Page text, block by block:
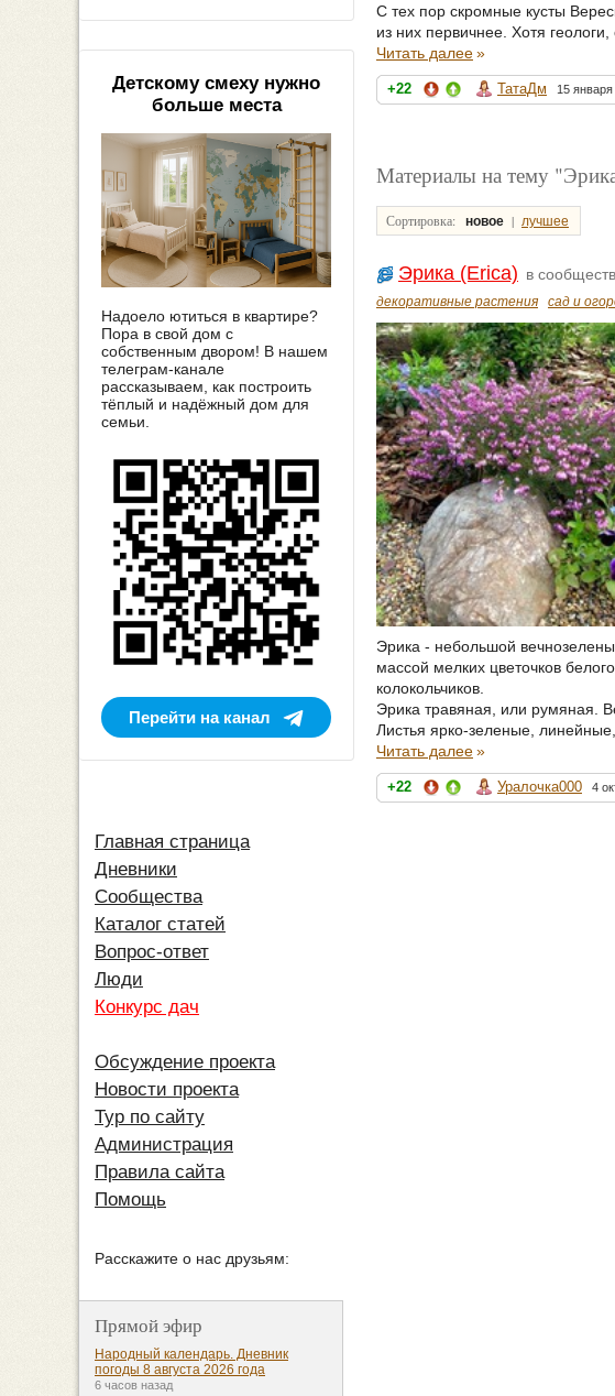
С тех пор скромные кусты
из них первичнее. Хотя
Читать далее»
+22 ТатаДм 15
Материалы на тему
Сортировка: новое | лучшее
Эрика (Erica) в
декоративные растения сад и
Эрика - небольшой
массой мелких цветочков
колокольчиков.
Эрика травяная, или румяная.
Листья ярко-зеленые,
Читать далее»
+22 Уралочка000 4
Детскому смеху нужно
больше места
Надоело ютиться в квартире?
Пора в свой дом с
собственным двором! В нашем
телеграм-канале
рассказываем, как построить
тёплый и надёжный дом для
семьи.
Перейти на канал
Главная страница
Дневники
Сообщества
Каталог статей
Вопрос-ответ
Люди
Конкурс дач
Обсуждение проекта
Новости проекта
Тур по сайту
Администрация
Правила сайта
Помощь
Расскажите о нас друзьям:
Прямой эфир
Народный календарь. Дневник
погоды 8 августа 2026 года
6 часов назад